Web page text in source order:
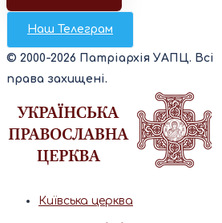
Наш Телеграм
© 2000-2026 Патріархія УАПЦ. Всі
права захищені.
Київська церква